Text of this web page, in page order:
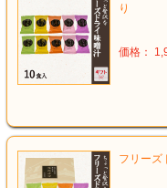
り
価格：
フリー